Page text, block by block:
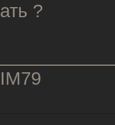
?